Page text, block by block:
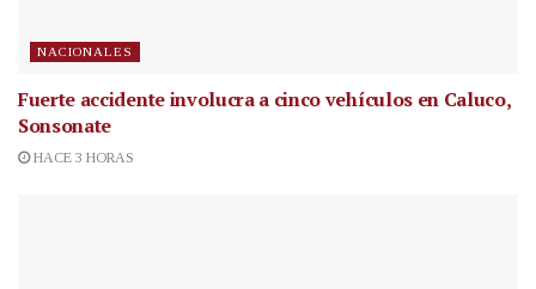
NACIONALES
Fuerte accidente involucra a cinco vehículos en Caluco,
Sonsonate
HACE 3 HORAS